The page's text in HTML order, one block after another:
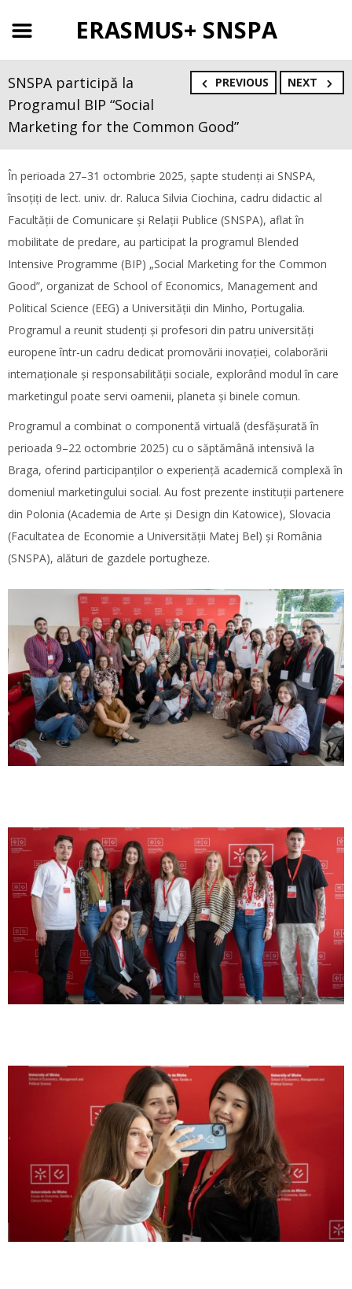
ERASMUS+ SNSPA
PREVIOUS NEXT
SNSPA participă la
Programul BIP “Social
Marketing for the Common Good”
În perioada 27–31 octombrie 2025, șapte studenți ai SNSPA,
însoțiți de lect. univ. dr. Raluca Silvia Ciochina, cadru didactic al
Facultății de Comunicare și Relații Publice (SNSPA), aflat în
mobilitate de predare, au participat la programul Blended
Intensive Programme (BIP) „Social Marketing for the Common
Good”, organizat de School of Economics, Management and
Political Science (EEG) a Universității din Minho, Portugalia.
Programul a reunit studenți și profesori din patru universități
europene într-un cadru dedicat promovării inovației, colaborării
internaționale și responsabilității sociale, explorând modul în care
marketingul poate servi oamenii, planeta și binele comun.
Programul a combinat o componentă virtuală (desfășurată în
perioada 9–22 octombrie 2025) cu o săptămână intensivă la
Braga, oferind participanților o experiență academică complexă în
domeniul marketingului social. Au fost prezente instituții partenere
din Polonia (Academia de Arte și Design din Katowice), Slovacia
(Facultatea de Economie a Universității Matej Bel) și România
(SNSPA), alături de gazdele portugheze.